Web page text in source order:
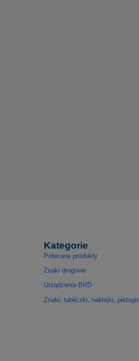
Kategorie
Polecane produkty
Znaki drogowe
Urządzenia BRD
Znaki, tabliczki, naklejki,